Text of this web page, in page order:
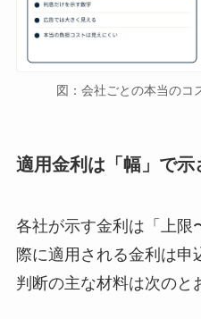
図：会社ごとの本当のコ
適用金利は「幅」で示
各社が示す金利は「上限
際に適用される金利は申
判断の主な材料は次のと